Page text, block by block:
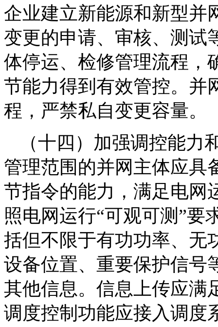
企业建立新能源和新型并
变更的申请、审核、测试
体停运、检修管理流程，
节能力得到有效管控。并
程，严禁私自变更容量。
（十四）加强调控能
管理范围的并网主体应具
节指令的能力，满足电网
照电网运行“可观可测”要
括但不限于有功功率、无
设备位置、重要保护信号
其他信息。信息上传应满
调度控制功能应接入调度